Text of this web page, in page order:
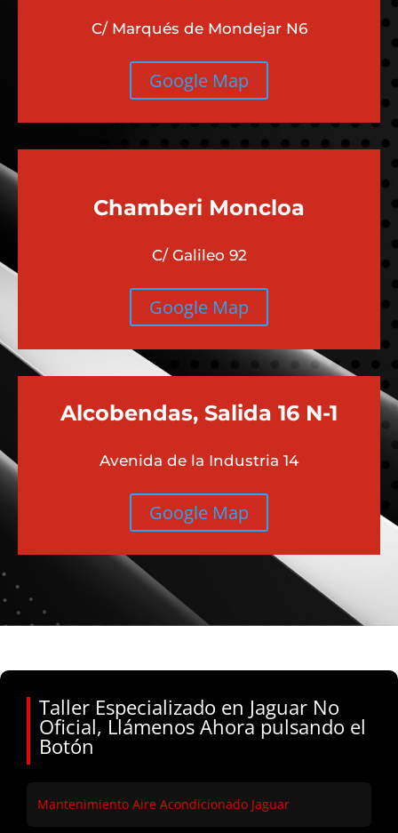
C/ Marqués de Mondejar N6
Google Map
Chamberi Moncloa
C/ Galileo 92
Google Map
Alcobendas, Salida 16 N-1
Avenida de la Industria 14
Google Map
Taller Especializado en Jaguar No
Oficial, Llámenos Ahora pulsando el
Botón
Mantenimiento Aire Acondicionado Jaguar